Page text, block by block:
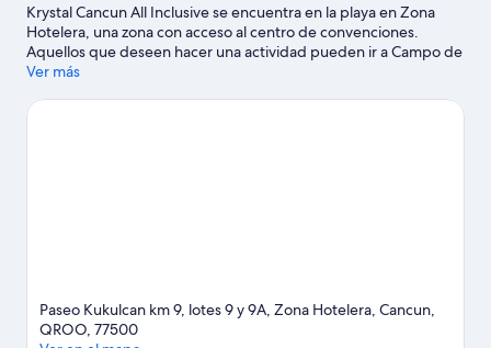
Krystal Cancun All Inclusive se encuentra en la playa en Zona
Hotelera, una zona con acceso al centro de convenciones.
Aquellos que deseen hacer una actividad pueden ir a Campo de
golf Iberostar Cancún y Terminal de ferry Ultramar de Puerto
interés más populares del área pueden optar por Parque
Ver más
Paseo Kukulcan km 9, lotes 9 y 9A, Zona Hotelera, Cancun,
QROO, 77500